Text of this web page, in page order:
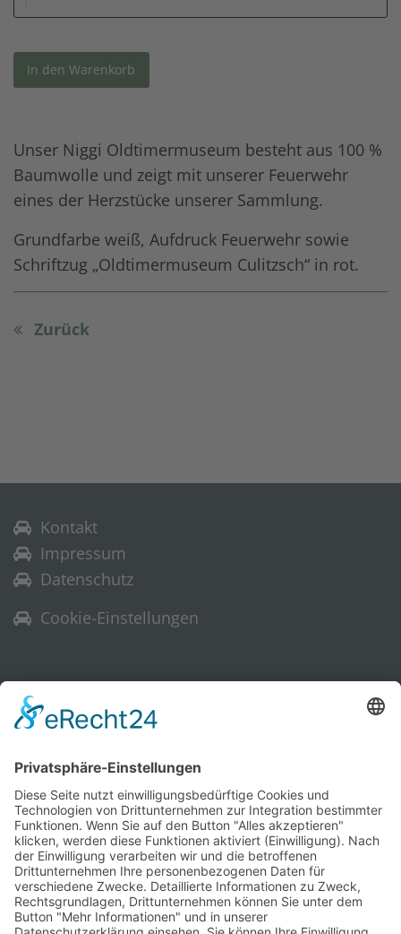
Unser Niggi Oldtimermuseum besteht aus 100 %
Baumwolle und zeigt mit unserer Feuerwehr
eines der Herzstücke unserer Sammlung.
Grundfarbe weiß, Aufdruck Feuerwehr sowie
Schriftzug „Oldtimermuseum Culitzsch“ in rot.
Zurück
Kontakt
Impressum
Datenschutz
Cookie-Einstellungen
Ihr Warenkorb ist leer.
Historische Technik Culitzsch e.V.
Hauptstr. 59 A